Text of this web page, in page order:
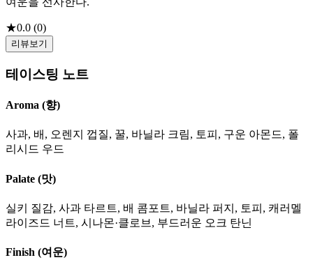
★0.0 (0)
리뷰보기
테이스팅 노트
Aroma (향)
사과, 배, 오렌지 껍질, 꿀, 바닐라 크림, 토피, 구운 아몬드, 폴
리시드 우드
Palate (맛)
실키 질감, 사과 타르트, 배 콤포트, 바닐라 퍼지, 토피, 캐러멜
라이즈드 너트, 시나몬·클로브, 부드러운 오크 탄닌
Finish (여운)